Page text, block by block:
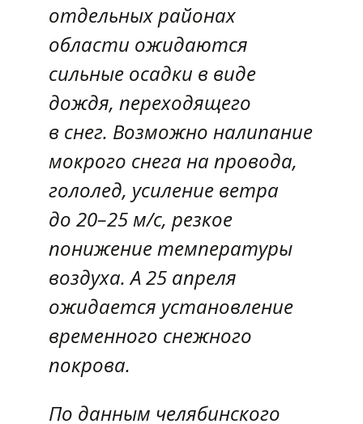
отдельных районах
области ожидаются
сильные осадки в виде
дождя, переходящего
в снег. Возможно налипание
мокрого снега на провода,
гололед, усиление ветра
до 20–25 м/с, резкое
понижение температуры
воздуха. А 25 апреля
ожидается установление
временного снежного
покрова.
По данным челябинского